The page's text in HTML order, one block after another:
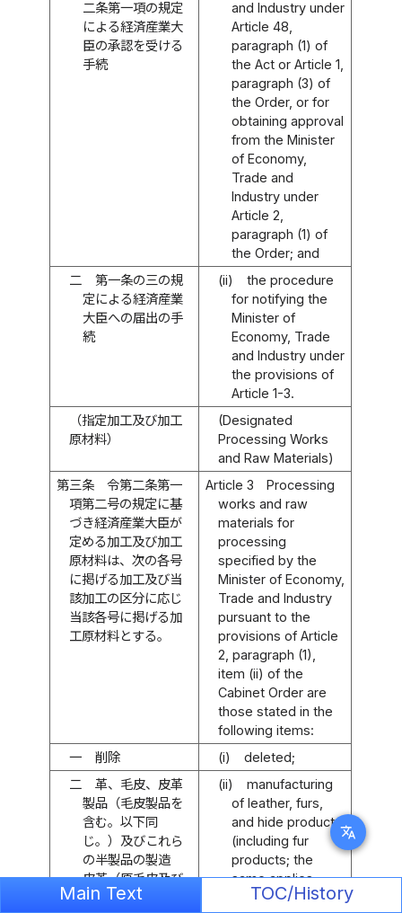
translate
二条第一項の規定
による経済産業大
臣の承認を受ける
手続
and Industry under
Article 48,
paragraph (1) of
the Act or Article 1,
paragraph (3) of
the Order, or for
obtaining approval
from the Minister
of Economy,
Trade and
Industry under
Article 2,
paragraph (1) of
the Order; and
二
第一条の三の規
定による経済産業
大臣への届出の手
続
(ii)
the procedure
for notifying the
Minister of
Economy, Trade
and Industry under
the provisions of
Article 1-3.
（指定加工及び加工
原材料）
(Designated
Processing Works
and Raw Materials)
第三条
令第二条第一
項第二号の規定に基
づき経済産業大臣が
定める加工及び加工
原材料は、次の各号
に掲げる加工及び当
該加工の区分に応じ
当該各号に掲げる加
工原材料とする。
Article 3
Processing
works and raw
materials for
processing
specified by the
Minister of Economy,
Trade and Industry
pursuant to the
provisions of Article
2, paragraph (1),
item (ii) of the
Cabinet Order are
those stated in the
following items:
一
削除 (i)
deleted;
二
革、毛皮、皮革
製品（毛皮製品を
含む。以下同
じ。）及びこれら
の半製品の製造
皮革（原毛皮及び
毛皮を含む。）及
(ii)
manufacturing
of leather, furs,
and hide products
(including fur
products; the
same applies
below) and
Main Text TOC/History